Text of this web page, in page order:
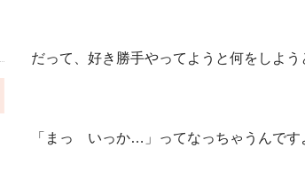
だって、好き勝手やってようと何をしよ
「まっ いっか…」ってなっちゃうんです